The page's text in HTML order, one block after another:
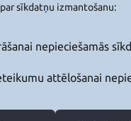
sīkdatņu izmantošanu:
nepieciešamās
attēlošanai